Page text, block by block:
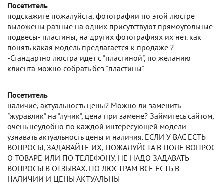
Посетитель
подскажите пожалуйста, фотографии по этой люстре
выложены разные на одних присутствуют прямоугольные
подвесы- пластины, на других фотографиях их нет. как
понять какая модель предлагается к продаже ?
-Стандартно люстра идет с "пластиной", по желанию
клиента можно собрать без "пластины"
Посетитель
наличие, актуальность цены? Можно ли заменить
"журавлик" на "лучик", цена при замене? Займитесь сайтом,
очень неудобно по каждой интересующей модели
узнавать актуальность цены и наличия. ЕСЛИ У ВАС ЕСТЬ
ВОПРОСЫ, ЗАДАВАЙТЕ ИХ, ПОЖАЛУЙСТА В ПОЛЕ ВОПРОС
О ТОВАРЕ ИЛИ ПО ТЕЛЕФОНУ, НЕ НАДО ЗАДАВАТЬ
ВОПРОСЫ В ОТЗЫВАХ. ПО ЛЮСТРАМ ВСЕ ЕСТЬ В
НАЛИЧИИ И ЦЕНЫ АКТУАЛЬНЫ